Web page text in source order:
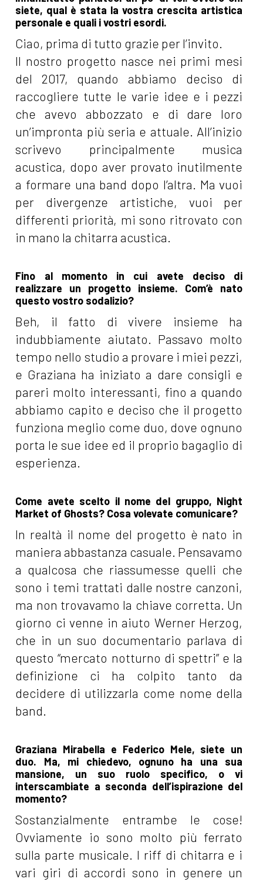
siete, qual è stata la vostra crescita artistica
personale e quali i vostri esordi.
Ciao, prima di tutto grazie per l’invito.
Il nostro progetto nasce nei primi mesi
del 2017, quando abbiamo deciso di
raccogliere tutte le varie idee e i pezzi
che avevo abbozzato e di dare loro
un’impronta più seria e attuale. All’inizio
scrivevo principalmente musica
acustica, dopo aver provato inutilmente
a formare una band dopo l’altra. Ma vuoi
per divergenze artistiche, vuoi per
differenti priorità, mi sono ritrovato con
in mano la chitarra acustica.
Fino al momento in cui avete deciso di
realizzare un progetto insieme. Com’è nato
questo vostro sodalizio?
Beh, il fatto di vivere insieme ha
indubbiamente aiutato. Passavo molto
tempo nello studio a provare i miei pezzi,
e Graziana ha iniziato a dare consigli e
pareri molto interessanti, fino a quando
abbiamo capito e deciso che il progetto
funziona meglio come duo, dove ognuno
porta le sue idee ed il proprio bagaglio di
esperienza.
Come avete scelto il nome del gruppo, Night
Market of Ghosts? Cosa volevate comunicare?
In realtà il nome del progetto è nato in
maniera abbastanza casuale. Pensavamo
a qualcosa che riassumesse quelli che
sono i temi trattati dalle nostre canzoni,
ma non trovavamo la chiave corretta. Un
giorno ci venne in aiuto Werner Herzog,
che in un suo documentario parlava di
questo “mercato notturno di spettri” e la
definizione ci ha colpito tanto da
decidere di utilizzarla come nome della
band.
Graziana Mirabella e Federico Mele, siete un
duo. Ma, mi chiedevo, ognuno ha una sua
mansione, un suo ruolo specifico, o vi
interscambiate a seconda dell’ispirazione del
momento?
Sostanzialmente entrambe le cose!
Ovviamente io sono molto più ferrato
sulla parte musicale. I riff di chitarra e i
vari giri di accordi sono in genere un